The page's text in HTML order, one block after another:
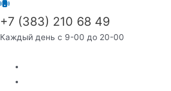
+7 (383) 210 68 49
Каждый день с 9-00 до 20-00